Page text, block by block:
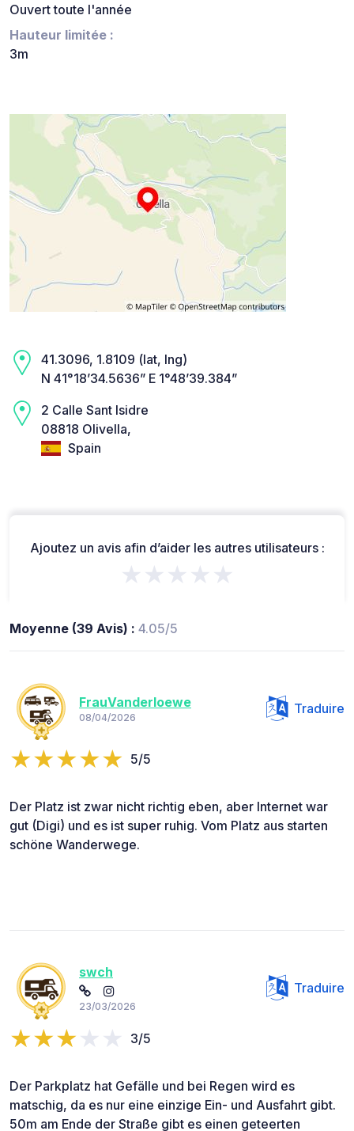
Ouvert toute l'année
Hauteur limitée :
3m
41.3096, 1.8109 (lat, lng)
N 41°18’34.5636” E 1°48’39.384”
2 Calle Sant Isidre
08818 Olivella,
Spain
Ajoutez un avis afin d’aider les autres utilisateurs :
★★★★★
Moyenne (39 Avis) : 4.05/5
FrauVanderloewe
08/04/2026
Traduire
5/5
Der Platz ist zwar nicht richtig eben, aber Internet war
gut (Digi) und es ist super ruhig. Vom Platz aus starten
schöne Wanderwege.
swch
23/03/2026
Traduire
3/5
Der Parkplatz hat Gefälle und bei Regen wird es
matschig, da es nur eine einzige Ein- und Ausfahrt gibt.
50m am Ende der Straße gibt es einen geteerten